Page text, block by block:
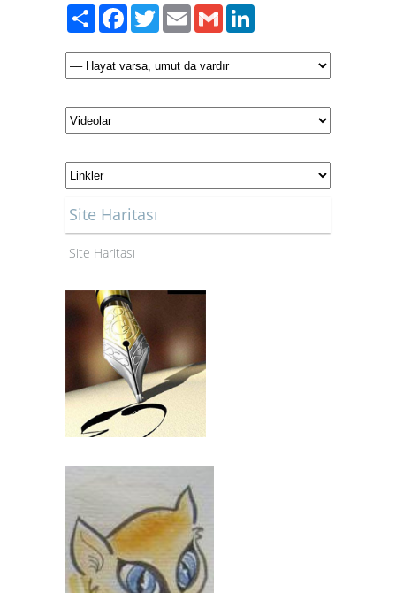
PaylaşFacebook
TwitterEmailGmail
Site Haritası
Site Haritası